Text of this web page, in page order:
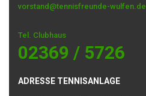
vorstand@tennisfreunde-wulfen.de
Tel. Clubhaus
02369 / 5726
ADRESSE TENNISANLAGE